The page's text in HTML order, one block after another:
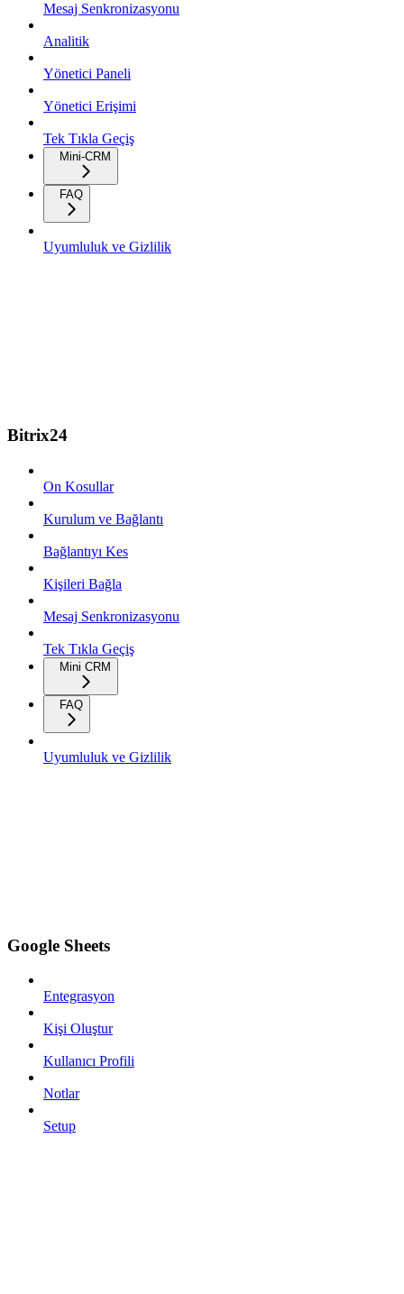
Mesaj Senkronizasyonu
Analitik
Yönetici Paneli
Yönetici Erişimi
Tek Tıkla Geçiş
Mini-CRM
FAQ
Uyumluluk ve Gizlilik
Bitrix24
On Kosullar
Kurulum ve Bağlantı
Bağlantıyı Kes
Kişileri Bağla
Mesaj Senkronizasyonu
Tek Tıkla Geçiş
Mini CRM
FAQ
Uyumluluk ve Gizlilik
Google Sheets
Entegrasyon
Kişi Oluştur
Kullanıcı Profili
Notlar
Setup